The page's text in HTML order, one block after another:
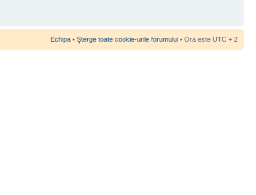
Echipa • Şterge toate cookie-urile forumului • Ora este UTC + 2